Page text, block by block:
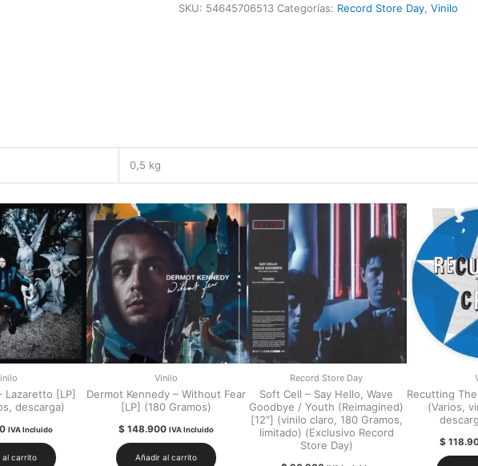
SKU: 54645706513 Categorías: Record Store Day ,Vinilo
0,5 kg
Lazaretto [LP]
descarga)
IVA Incluido
al carrito
Vinilo
Dermot Kennedy – Without Fear
[LP] (180 Gramos)
$ 148.900 IVA Incluido
Añadir al carrito
Record Store Day
Soft Cell – Say Hello, Wave
Goodbye / Youth (Reimagined)
[12″] (vinilo claro, 180 Gramos,
limitado) (Exclusivo Record
Store Day)
Recutting
(Varios,
$